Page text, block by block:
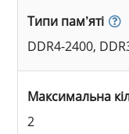
Типи пам’яті
DDR4-2400,
Максимальна
2